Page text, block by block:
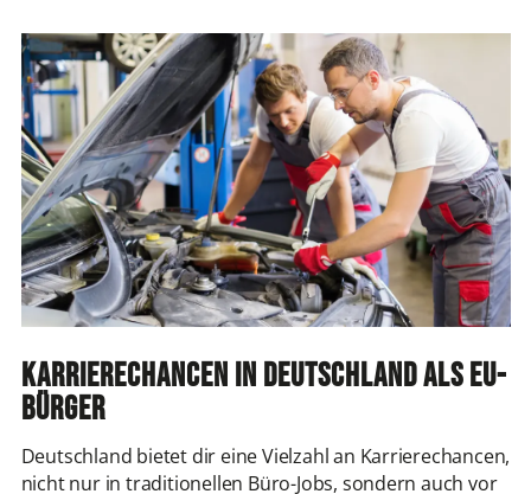
Karrierechancen in Deutschland als EU-
Bürger
Deutschland bietet dir eine Vielzahl an Karrierechancen,
nicht nur in traditionellen Büro-Jobs, sondern auch vor